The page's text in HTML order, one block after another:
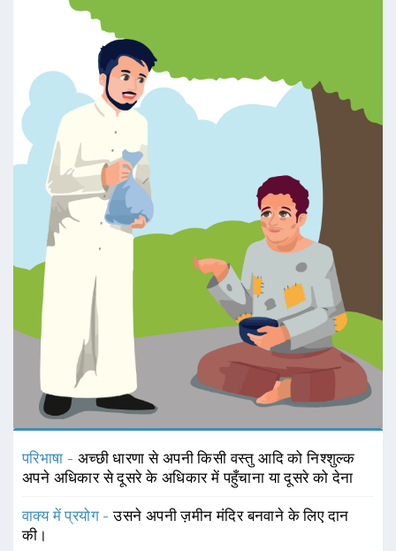
परिभाषा - अच्छी धारणा से अपनी किसी वस्तु आदि को निश्शुल्क
अपने अधिकार से दूसरे के अधिकार में पहुँचाना या दूसरे को देना
वाक्य में प्रयोग -उसने अपनी ज़मीन मंदिर बनवाने के लिए दान
की।